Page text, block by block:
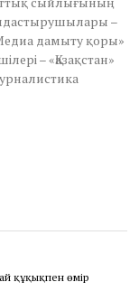
–
дамыту қоры»
– «Қазақстан»
құқықпен өмір